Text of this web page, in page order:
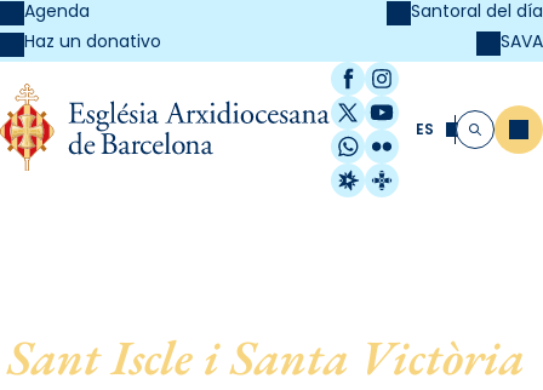
Agenda
Haz un donativo
Santoral del día
SAVA
Facebook
Instagram
X / Twitter
YouTube
WhatsApp
Flickr
Radio Estel
Catalunya
ES Buscar
Sant Iscle i Santa Victòria